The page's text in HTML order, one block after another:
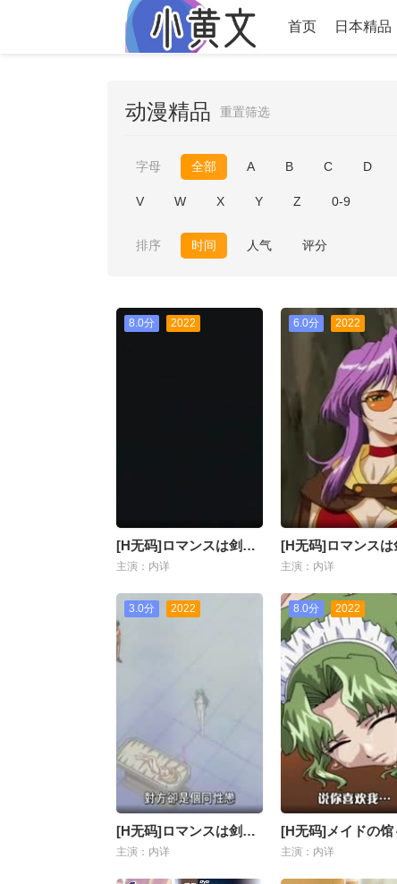
首页 日本精品
动漫精品 重置筛选
字母 全部 A B C D
V W X Y Z 0-9
排序 时间 人气 评分
8.0分 2022
[H无码]ロマンスは剑の辉きII-04
主演：内详
6.0分 2022
主演：内详
3.0分 2022
[H无码]ロマンスは剑の辉きII-05
主演：内详
8.0分 2022
主演：内详